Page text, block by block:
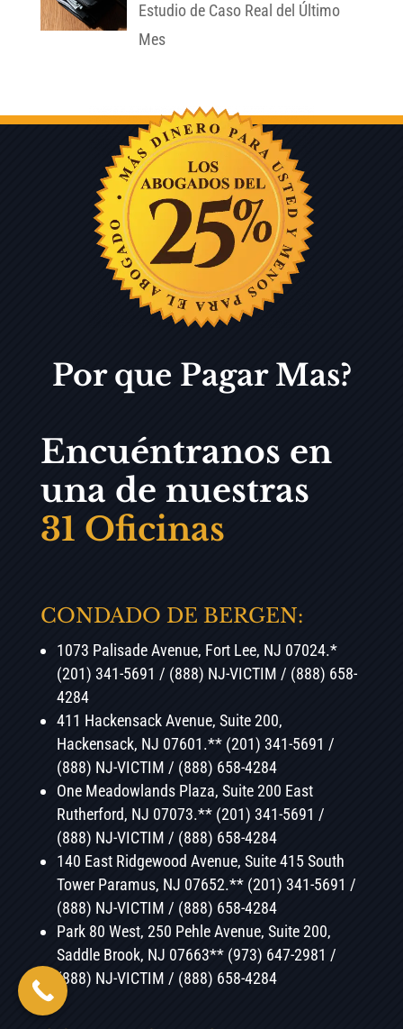
Estudio de Caso Real del Último
Mes
Por que Pagar Mas?
Encuéntranos en
una de nuestras
31 Oficinas
CONDADO DE BERGEN:
1073 Palisade Avenue, Fort Lee, NJ 07024.*
(201) 341-5691 / (888) NJ-VICTIM / (888) 658-
4284
411 Hackensack Avenue, Suite 200,
Hackensack, NJ 07601.** (201) 341-5691 /
(888) NJ-VICTIM / (888) 658-4284
One Meadowlands Plaza, Suite 200 East
Rutherford, NJ 07073.** (201) 341-5691 /
(888) NJ-VICTIM / (888) 658-4284
140 East Ridgewood Avenue, Suite 415 South
Tower Paramus, NJ 07652.** (201) 341-5691 /
(888) NJ-VICTIM / (888) 658-4284
Park 80 West, 250 Pehle Avenue, Suite 200,
Saddle Brook, NJ 07663** (973) 647-2981 /
(888) NJ-VICTIM / (888) 658-4284